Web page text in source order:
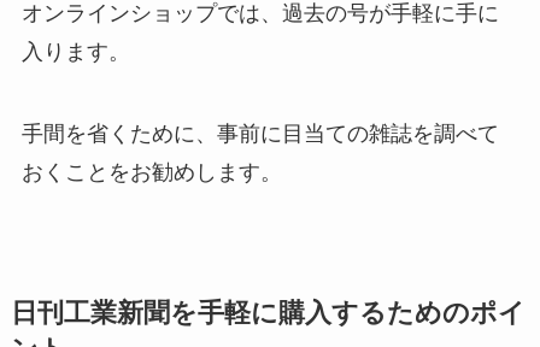
オンラインショップでは、過去の号が手軽に手に
入ります。
手間を省くために、事前に目当ての雑誌を調べて
おくことをお勧めします。
日刊工業新聞を手軽に購入するためのポイ